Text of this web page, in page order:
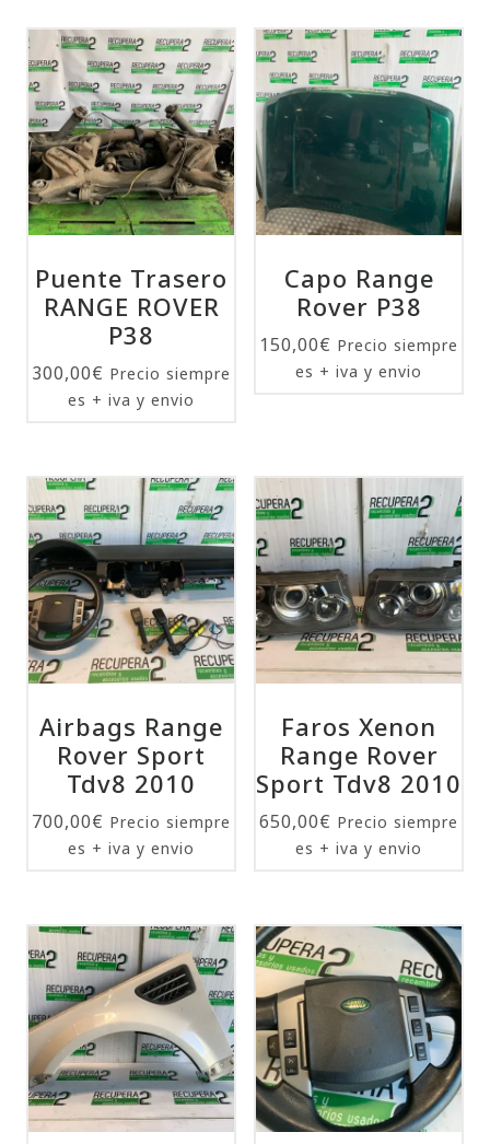
Puente Trasero
RANGE ROVER
P38
300,00€ Precio siempre
es + iva y envio
Capo Range
Rover P38
150,00€ Precio siempre
es + iva y envio
Airbags Range
Rover Sport
Tdv8 2010
700,00€ Precio siempre
es + iva y envio
Faros Xenon
Range Rover
Sport Tdv8 2010
650,00€ Precio siempre
es + iva y envio